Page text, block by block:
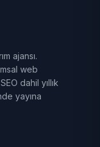
ajansı.
web
dahil yıllık
yayına